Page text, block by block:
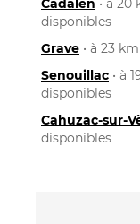
Cadalen • à
disponibles
Grave • à 23
Senouillac • à
disponibles
Cahuzac-sur-
disponibles